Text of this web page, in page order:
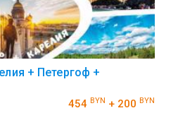
+ Петергоф +
454 BYN + 200 BYN